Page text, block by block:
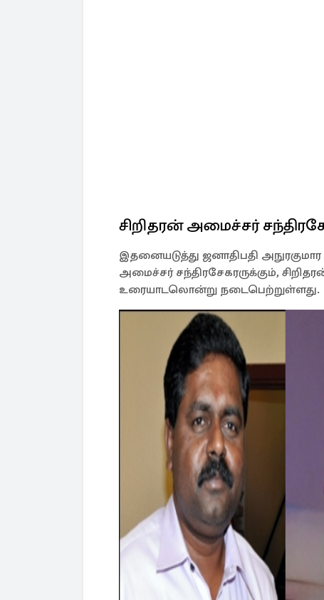
சிறிதரன் அமைச்சர்
இதனையடுத்து ஜனாதிபதி
அமைச்சர் சந்திரசேகரருக்கும்,
உரையாடலொன்று நடைபெற்றுள்ளது.